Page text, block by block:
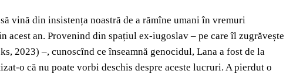
vină din insistența noastră de a rămîne umani în vremuri
acest an. Provenind din spațiul ex-iugoslav – pe care îl zugrăvește
2023) –, cunoscînd ce înseamnă genocidul, Lana a fost de la
o că nu poate vorbi deschis despre aceste lucruri. A pierdut o